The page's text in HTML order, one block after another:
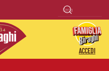
ACCEDI